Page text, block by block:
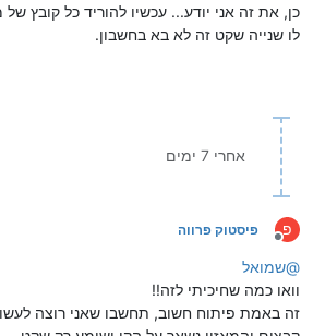
כן, את זה אני יודע... עכשיו להוריד כל קובץ
לו שנייה שקט זה לא בא בחשבון.
אחרי 7 ימים
פ
מנותק
פיסטוק פרווה
@שמואל
וואו כמה שחיכיתי לזה!!
זה באמת פיתוח חשוב, תחשבו שאני רוצה